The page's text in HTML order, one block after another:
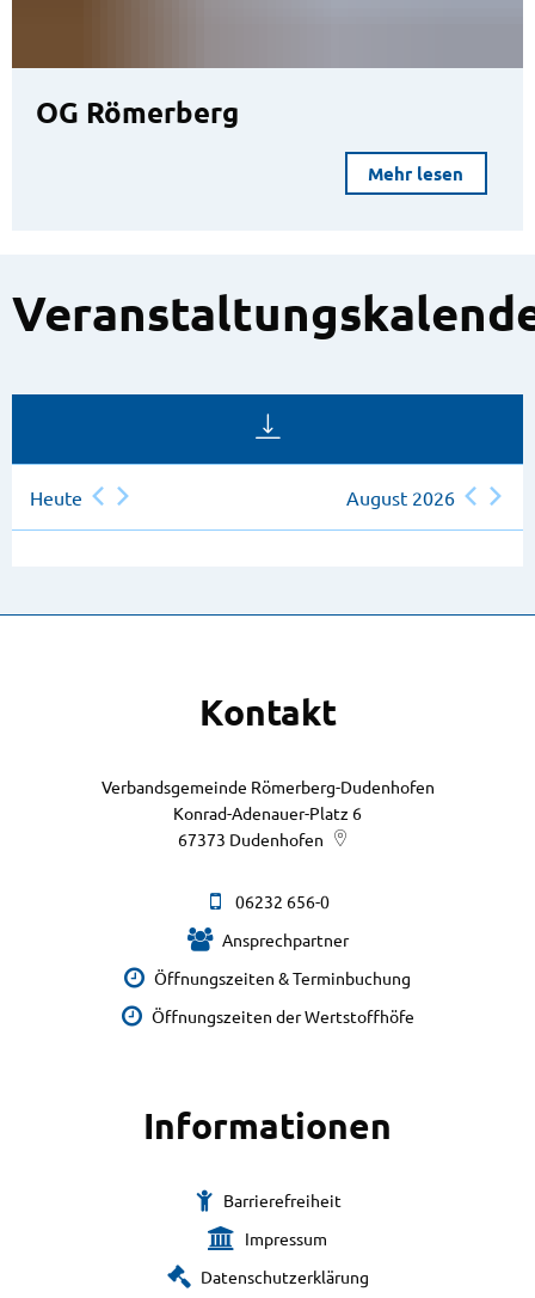
OG Römerberg
Mehr lesen
Heute August 2026
Kontakt
Verbandsgemeinde Römerberg-Dudenhofen
Konrad-Adenauer-Platz 6
67373 Dudenhofen
06232 656-0
Ansprechpartner
Öffnungszeiten & Terminbuchung
Öffnungszeiten der Wertstoffhöfe
Informationen
Barrierefreiheit
Impressum
Datenschutzerklärung